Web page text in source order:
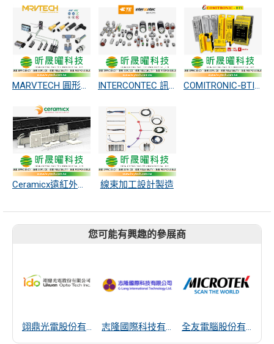
MARVTECH 圓形連接器 INTERCONTEC 訊號/動力/複合式連接器 COMITRONIC-BTI 安全開關、安全感測器
Ceramicx遠紅外線加熱系統 線束加工設計製造
您可能有興趣的參展商
翊鼎光電股份有限公司 志隆國際科技有限公司 全友電腦股份有限公司